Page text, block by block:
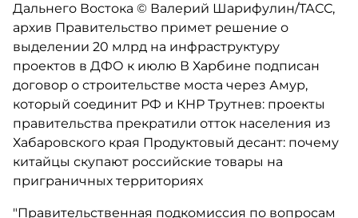
Дальнего Востока © Валерий Шарифулин/ТАСС,
архив Правительство примет решение о
выделении 20 млрд на инфраструктуру
проектов в ДФО к июлю В Харбине подписан
договор о строительстве моста через Амур,
который соединит РФ и КНР Трутнев: проекты
правительства прекратили отток населения из
Хабаровского края Продуктовый десант: почему
китайцы скупают российские товары на
приграничных территориях
"Правительственная подкомиссия по вопросам